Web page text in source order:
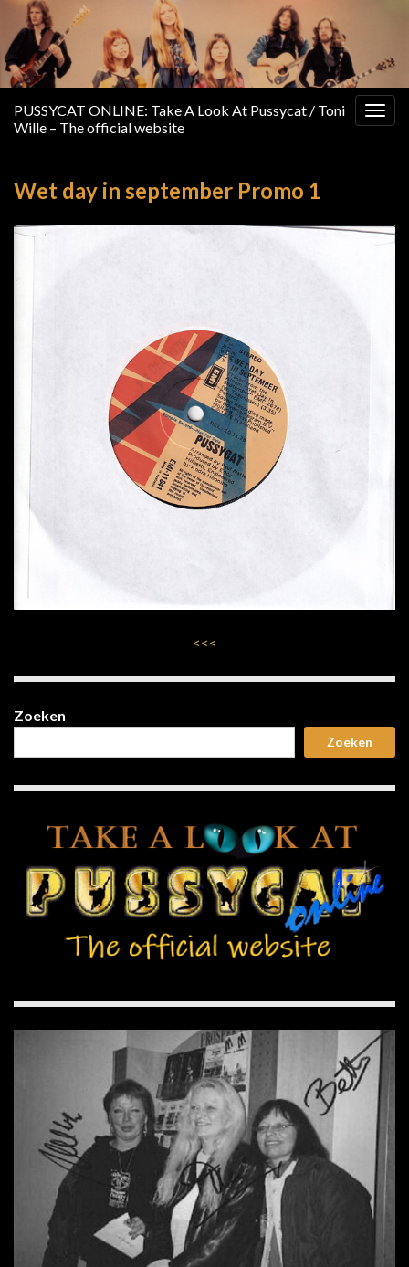
PUSSYCAT ONLINE: Take A Look At Pussycat / Toni
Wille – The official website
Wet day in september Promo 1
<<<
Zoeken
Zoeken